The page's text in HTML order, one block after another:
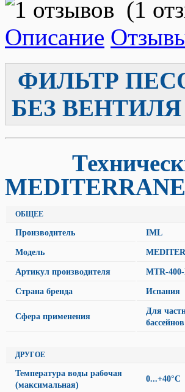
(1
Описание
ФИЛЬТР
БЕЗ ВЕНТИЛЯ
Технические
ОБЩЕЕ
Производитель IML
Модель
Артикул производителя MTR-
Страна бренда Испания
Сфера применения
Для
бассейнов
ДРУГОЕ
Температура воды рабочая
(максимальная)
0...+40°C